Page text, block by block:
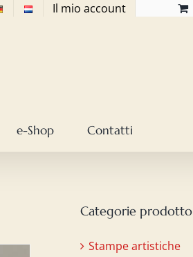
Il mio account
e-Shop Contatti
Categorie prodotto
Stampe artistiche